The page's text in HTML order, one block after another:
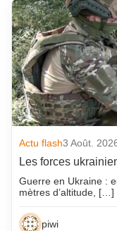
Actu flash3 Août.
Les forces
Guerre en Ukraine :
mètres d’altitude, […]
piwi